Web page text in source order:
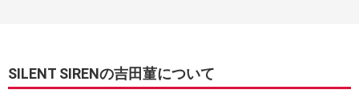
SILENT SIRENの吉田菫について